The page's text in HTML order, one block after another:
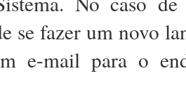
se fazer um novo
e-mail para o